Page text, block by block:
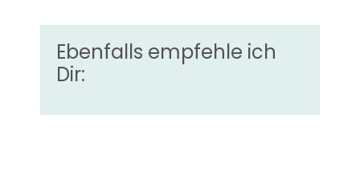
Ebenfalls empfehle ich
Dir: